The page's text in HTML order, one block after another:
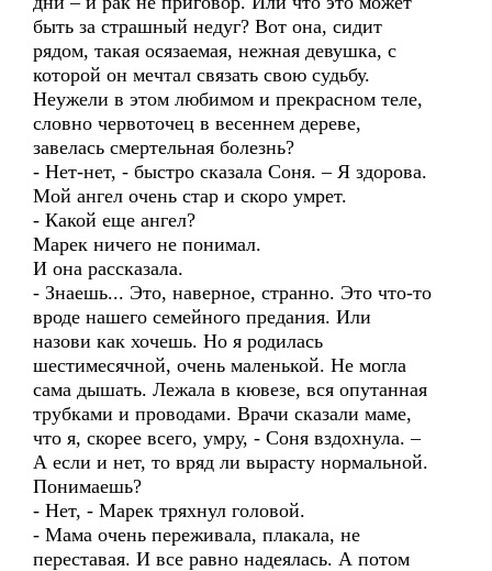
быть за страшный недуг? Вот она, сидит
рядом, такая осязаемая, нежная девушка, с
которой он мечтал связать свою судьбу.
Неужели в этом любимом и прекрасном теле,
словно червоточец в весеннем дереве,
завелась смертельная болезнь?
- Нет-нет, - быстро сказала Соня. – Я здорова.
Мой ангел очень стар и скоро умрет.
- Какой еще ангел?
Марек ничего не понимал.
И она рассказала.
- Знаешь... Это, наверное, странно. Это что-то
вроде нашего семейного предания. Или
назови как хочешь. Но я родилась
шестимесячной, очень маленькой. Не могла
сама дышать. Лежала в кювезе, вся опутанная
трубками и проводами. Врачи сказали маме,
что я, скорее всего, умру, - Соня вздохнула. –
А если и нет, то вряд ли вырасту нормальной.
Понимаешь?
- Нет, - Марек тряхнул головой.
- Мама очень переживала, плакала, не
переставая. И все равно надеялась. А потом